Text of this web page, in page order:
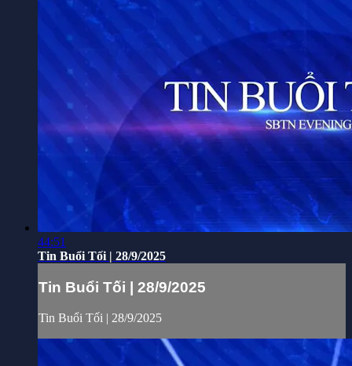
44:51
Tin Buổi Tối | 28/9/2025
Tin Buổi Tối | 28/9/2025
Tin Buổi Tối | 28/9/2025